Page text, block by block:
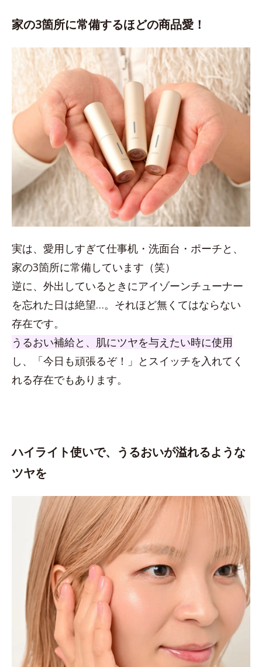
家の3箇所に常備するほどの商品愛！
実は、愛用しすぎて仕事机・洗面台・ポーチと、
家の3箇所に常備しています（笑）
逆に、外出しているときにアイゾーンチューナー
を忘れた日は絶望…。それほど無くてはならない
存在です。
うるおい補給と、肌にツヤを与えたい時に使用
し、「今日も頑張るぞ！」とスイッチを入れてく
れる存在でもあります。
ハイライト使いで、うるおいが溢れるような
ツヤを